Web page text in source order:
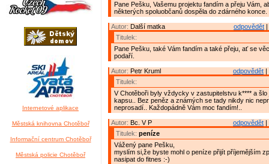
Internetové aplikace
Městská knihovna Chotěboř
Informační centrum Chotěboř
Městská policie Chotěboř
Pane Pešku, Vašemu projektu fandím a přeju Vám,
některých spoluobčanů dospěla do zdárného konce.
odpovědět
Autor: Další matka
Titulek:
Pane Pešku, také Vám fandím a také přeju, ať se
podaří.
odpovědět |
Autor: Petr Kruml
Titulek:
V Chotěboři byly vždycky v zastupitelstvu k**** a šlo
kapsu.. Bez peněz a známých se tady nikdy nic
neprosadí.. Každopádně Vám moc fandím!..
odpovědět |
Autor: Bc. V P
Titulek: peníze
Vážený pane Pešku,
myslím si,že byste mohl o peníze přijít příjemějším
nasipat do fitnes :-)